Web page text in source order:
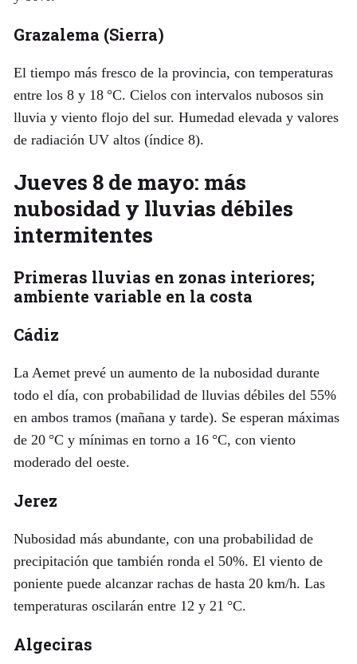
Grazalema (Sierra)
El tiempo más fresco de la provincia, con temperaturas
entre los 8 y 18 °C. Cielos con intervalos nubosos sin
lluvia y viento flojo del sur. Humedad elevada y valores
de radiación UV altos (índice 8).
Jueves 8 de mayo: más
nubosidad y lluvias débiles
intermitentes
Primeras lluvias en zonas interiores;
ambiente variable en la costa
Cádiz
La Aemet prevé un aumento de la nubosidad durante
todo el día, con probabilidad de lluvias débiles del 55%
en ambos tramos (mañana y tarde). Se esperan máximas
de 20 °C y mínimas en torno a 16 °C, con viento
moderado del oeste.
Jerez
Nubosidad más abundante, con una probabilidad de
precipitación que también ronda el 50%. El viento de
poniente puede alcanzar rachas de hasta 20 km/h. Las
temperaturas oscilarán entre 12 y 21 °C.
Algeciras